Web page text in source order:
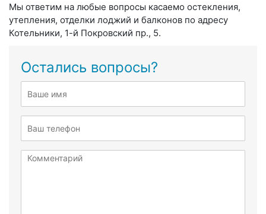
Мы ответим на любые вопросы касаемо остекления,
утепления, отделки лоджий и балконов по адресу
Котельники, 1-й Покровский пр., 5.
Остались вопросы?